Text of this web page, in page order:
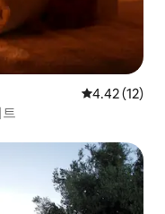
평점 4.42점
4.42 (12)